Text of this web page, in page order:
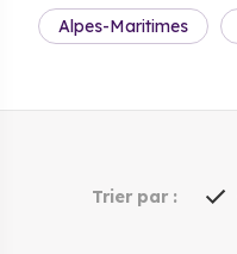
Alpes-Maritimes
Trier par :